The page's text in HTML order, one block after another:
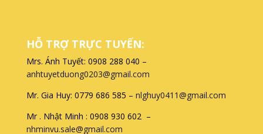
HỖ TRỢ TRỰC TUYẾN:
Mrs. Ánh Tuyết: 0908 288 040 –
anhtuyetduong0203@gmail.com
Mr. Gia Huy: 0779 686 585 – nlghuy0411@gmail.com
Mr . Nhật Minh : 0908 930 602 –
nhminvu.sale@gmail.com